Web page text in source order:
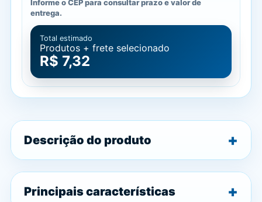
Informe o CEP para consultar prazo e valor de
entrega.
Total estimado
Produtos + frete selecionado
R$ 7,32
Descrição do produto
Principais características